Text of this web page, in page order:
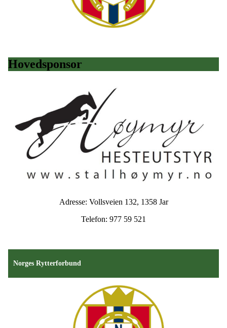
Hovedsponsor
Adresse: Vollsveien 132, 1358 Jar
Telefon: 977 59 521
Norges Rytterforbund